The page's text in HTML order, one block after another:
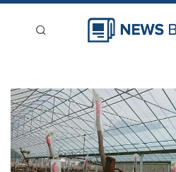
新聞稿分類
登入
刊登